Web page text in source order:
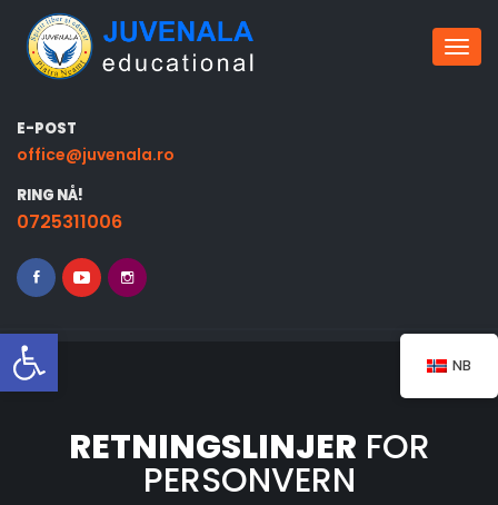
Åpne verktøylinjen
Bytt
E-POST
office@juvenala.ro
RING NÅ!
0725311006
RETNINGSLINJER FOR
PERSONVERN
NB